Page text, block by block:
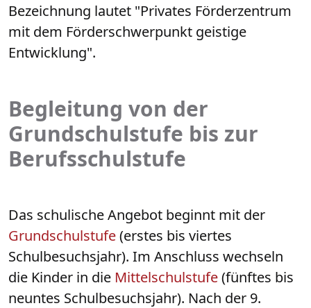
Bezeichnung lautet "Privates Förderzentrum
mit dem Förderschwerpunkt geistige
Entwicklung".
Begleitung von der
Grundschulstufe bis zur
Berufsschulstufe
Das schulische Angebot beginnt mit der
Grundschulstufe(erstes bis viertes
Schulbesuchsjahr). Im Anschluss wechseln
die Kinder in die Mittelschulstufe(fünftes bis
neuntes Schulbesuchsjahr). Nach der 9.